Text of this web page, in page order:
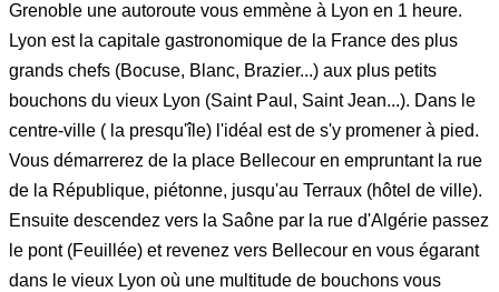
Grenoble une autoroute vous emmène à Lyon en 1 heure.
Lyon est la capitale gastronomique de la France des plus
grands chefs (Bocuse, Blanc, Brazier...) aux plus petits
bouchons du vieux Lyon (Saint Paul, Saint Jean...). Dans le
centre-ville ( la presqu'île) l'idéal est de s'y promener à pied.
Vous démarrerez de la place Bellecour en empruntant la rue
de la République, piétonne, jusqu'au Terraux (hôtel de ville).
Ensuite descendez vers la Saône par la rue d'Algérie passez
le pont (Feuillée) et revenez vers Bellecour en vous égarant
dans le vieux Lyon où une multitude de bouchons vous